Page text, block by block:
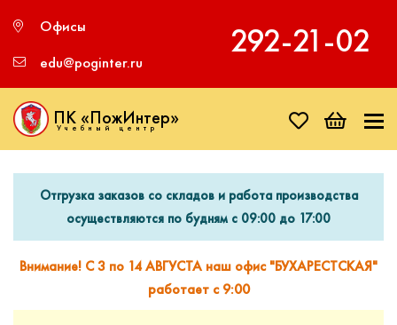
Офисы
edu@poginter.ru
292‑21‑02
ПК «ПожИнтер»
Учебный центр
Отгрузка заказов со складов и работа производства
осуществляются по будням с 09:00 до 17:00
Внимание! С 3 по 14 АВГУСТА наш офис "БУХАРЕСТСКАЯ"
работает с 9:00